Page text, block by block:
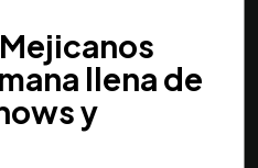
llena de
y